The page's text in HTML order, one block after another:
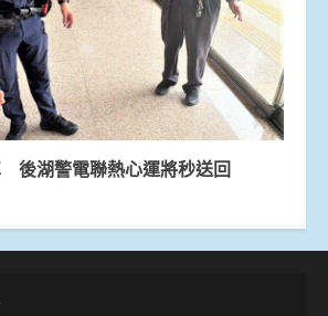
後湖警電聯熱心運將秒送回